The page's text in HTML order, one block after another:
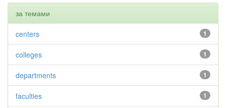
за темами
1
centers
1
colleges
1
departments
1
faculties